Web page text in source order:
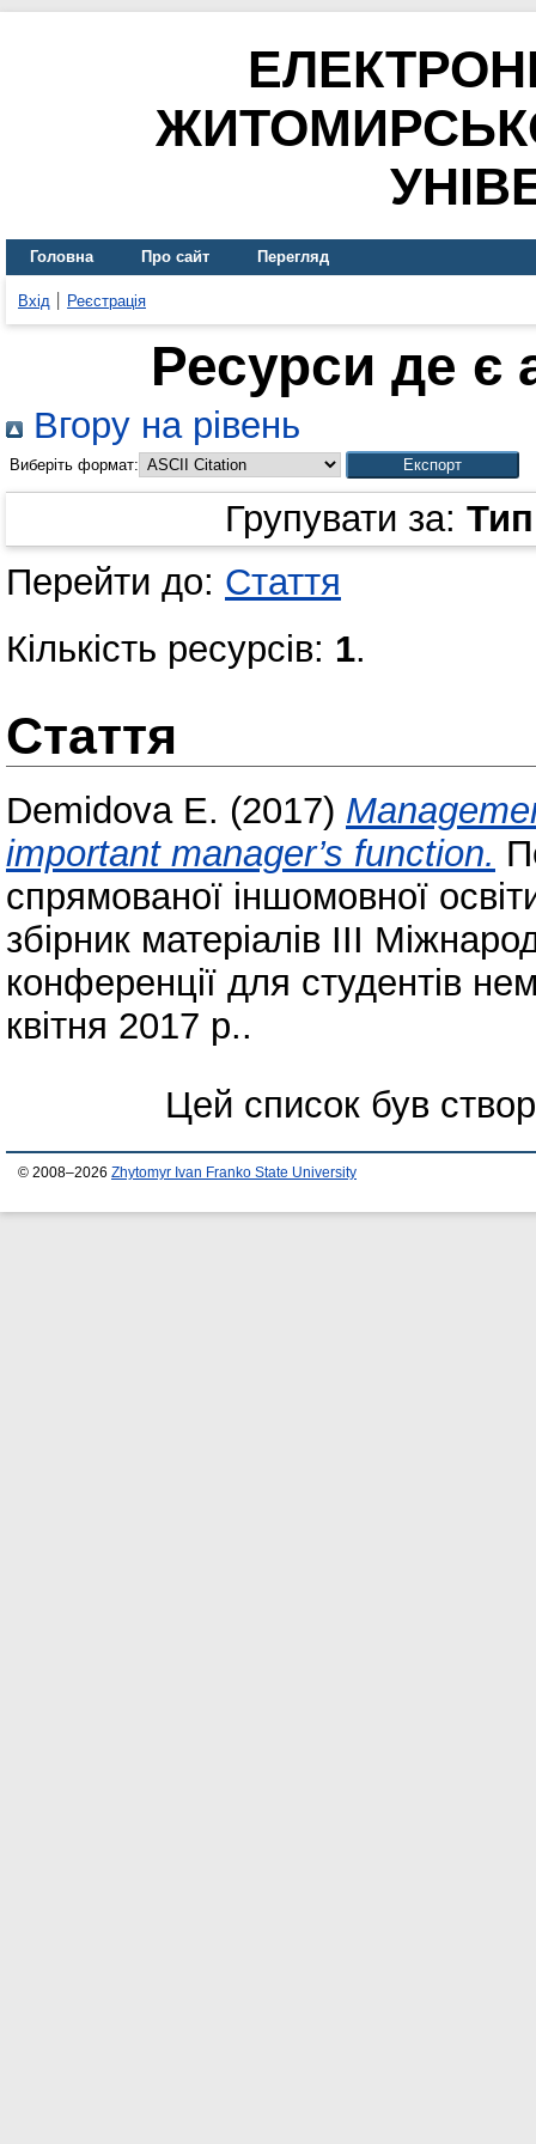
Головна Про сайт Перегляд
Вхід Реєстрація
Ресурси де є
Вгору на рівень
Виберіть формат:
Групувати за:
Перейти до: Стаття
Кількість ресурсів: 1.
Стаття
Demidova E. (2017)
important manager’s function.
спрямованої іншомовної
збірник матеріалів ІІІ
конференції для студентів
квітня 2017 р..
Цей список був
© 2008–2026 Zhytomyr Ivan Franko State University